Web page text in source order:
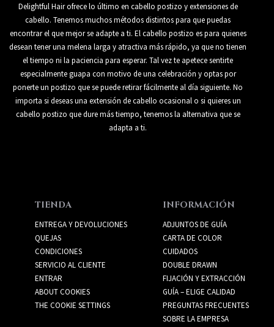
Delightful Hair ofrece lo último en cabello postizo y extensiones de
cabello. Tenemos muchos métodos distintos para que puedas
encontrar el que mejor se adapte a ti. El cabello postizo es para quienes
desean tener una melena larga y atractiva más rápido, ya que no tienen
el tiempo ni la paciencia para esperar. Tal vez te apetece sentirte
especialmente guapa con motivo de una celebración y optas por
ponerte un postizo que se puede retirar fácilmente al día siguiente. No
importa si deseas una extensión de cabello ocasional o si quieres un
cabello postizo que dure más tiempo, tenemos la alternativa que se
adapta a ti.
TIENDA
ENTREGA Y DEVOLUCIONES
QUEJAS
CONDICIONES
SERVICIO AL CLIENTE
ENTRAR
ABOUT COOKIES
THE COOKIE SETTINGS
INFORMACIÓN
ADJUNTOS DE GUÍA
CARTA DE COLOR
CUIDADOS
DOUBLE DRAWN
FIJACIÓN Y EXTRACCIÓN
GUÍA – ELIGE CALIDAD
PREGUNTAS FRECUENTES
SOBRE LA EMPRESA